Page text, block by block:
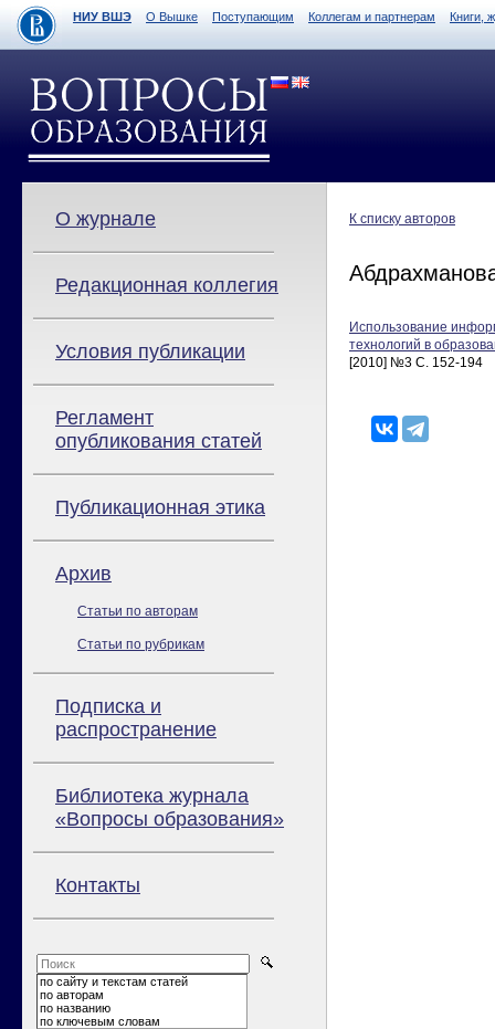
НИУ ВШЭ О Вышке Поступающим Коллегам и партнерам Книги,
О журнале
Редакционная коллегия
Условия публикации
Регламент
опубликования статей
Публикационная этика
Архив
Статьи по авторам
Статьи по рубрикам
Подписка и
распространение
Библиотека журнала
«Вопросы образования»
Контакты
по сайту и текстам статей
по авторам
по названию
по ключевым словам
К списку авторов
Использование
технологий в
[2010] №3 С. 152-194